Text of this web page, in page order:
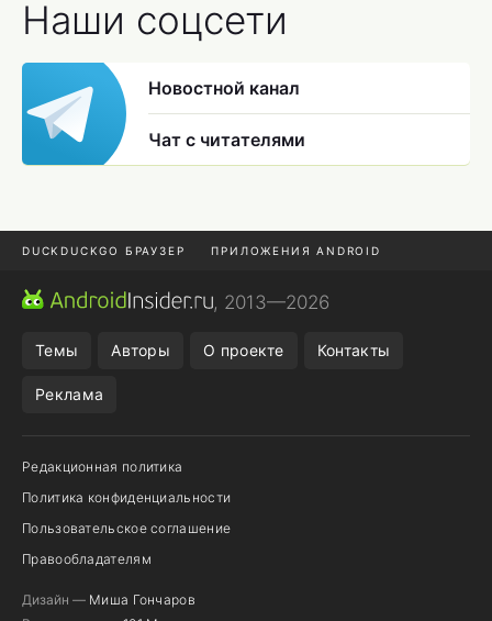
Наши соцсети
Новостной канал
Чат с читателями
DUCKDUCKGO БРАУЗЕР ПРИЛОЖЕНИЯ ANDROID
CHROME БРАУЗЕР
, 2013—2026
Темы Авторы О проекте Контакты
Реклама
Редакционная политика
Политика конфиденциальности
Пользовательское соглашение
Правообладателям
Дизайн — Миша Гончаров